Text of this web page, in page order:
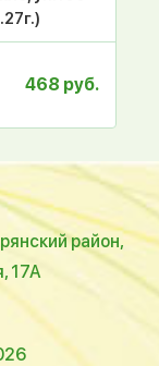
468 руб.
район,
17А